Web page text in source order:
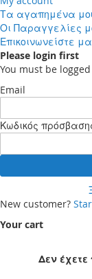
Τα αγαπημένα
Οι Παραγγελίες
Επικοινωνείστε
Please login first
You must be
Email
Κωδικός
New customer?
Your cart
Δεν